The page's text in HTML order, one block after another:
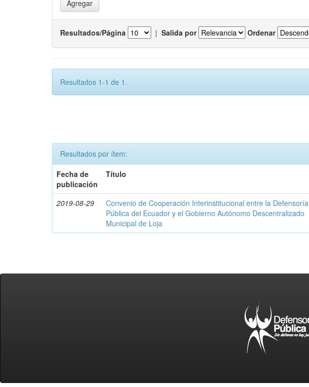
Resultados/Página | Salida por Ordenar
Resultados 1-1 de 1.
Resultados por ítem:
Fecha de
publicación
Título
2019-08-29
Convenio de Cooperación Interinstitucional entre la Defensoría
Pública del Ecuador y el Gobierno Autónomo Descentralizado
Municipal de Loja